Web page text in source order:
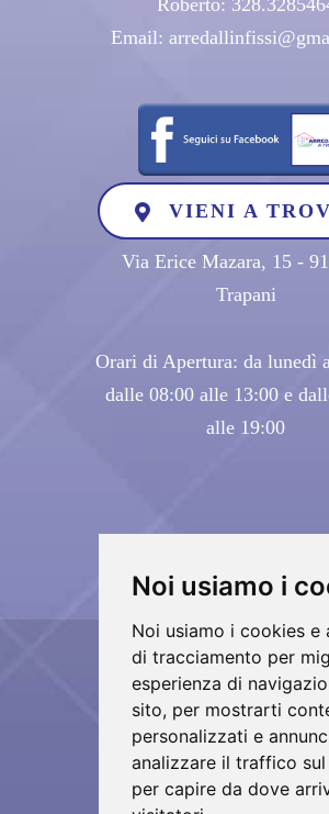
Noi usiamo i
Noi usiamo i cookies e
di tracciamento per
esperienza di
sito, per mostrarti
personalizzati e
analizzare il traffico
per capire da dove
Roberto:
Email:
VIENI A
Via Erice Mazara, 15 -
Trapani
Orari di Apertura: da lunedì
dalle 08:00 alle 13:00 e
alle 19:00
Copyrights © 2026 Arredall
diritti riservati.
Partita Iva: 02823590811
Privacy e Cookie Policy